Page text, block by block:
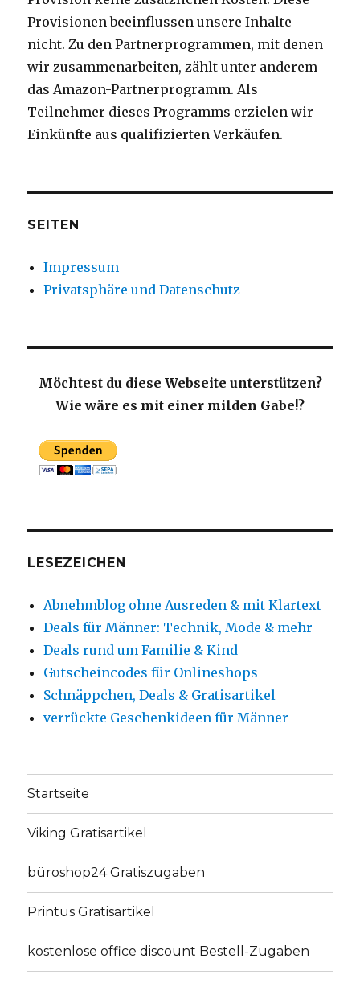
Provisionen beeinflussen unsere Inhalte
nicht. Zu den Partnerprogrammen, mit denen
wir zusammenarbeiten, zählt unter anderem
das Amazon-Partnerprogramm. Als
Teilnehmer dieses Programms erzielen wir
Einkünfte aus qualifizierten Verkäufen.
SEITEN
Impressum
Privatsphäre und Datenschutz
Möchtest du diese Webseite unterstützen?
Wie wäre es mit einer milden Gabe!?
LESEZEICHEN
Abnehmblog ohne Ausreden & mit Klartext
Deals für Männer: Technik, Mode & mehr
Deals rund um Familie & Kind
Gutscheincodes für Onlineshops
Schnäppchen, Deals & Gratisartikel
verrückte Geschenkideen für Männer
Startseite
Viking Gratisartikel
büroshop24 Gratiszugaben
Printus Gratisartikel
kostenlose office discount Bestell-Zugaben